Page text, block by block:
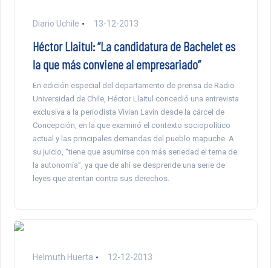
Diario Uchile 13-12-2013
Héctor Llaitul: “La candidatura de Bachelet es
la que más conviene al empresariado”
En edición especial del departamento de prensa de Radio
Universidad de Chile, Héctor Llaitul concedió una entrevista
exclusiva a la periodista Vivian Lavín desde la cárcel de
Concepción, en la que examinó el contexto sociopolítico
actual y las principales demandas del pueblo mapuche. A
su juicio, “tiene que asumirse con más seriedad el tema de
la autonomía”, ya que de ahí se desprende una serie de
leyes que atentan contra sus derechos.
Helmuth Huerta 12-12-2013